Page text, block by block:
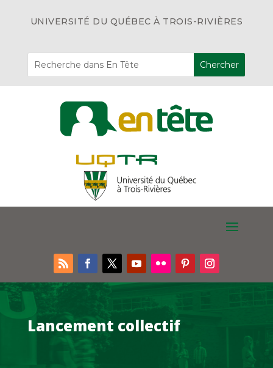
UNIVERSITÉ DU QUÉBEC À TROIS-RIVIÈRES
Lancement collectif